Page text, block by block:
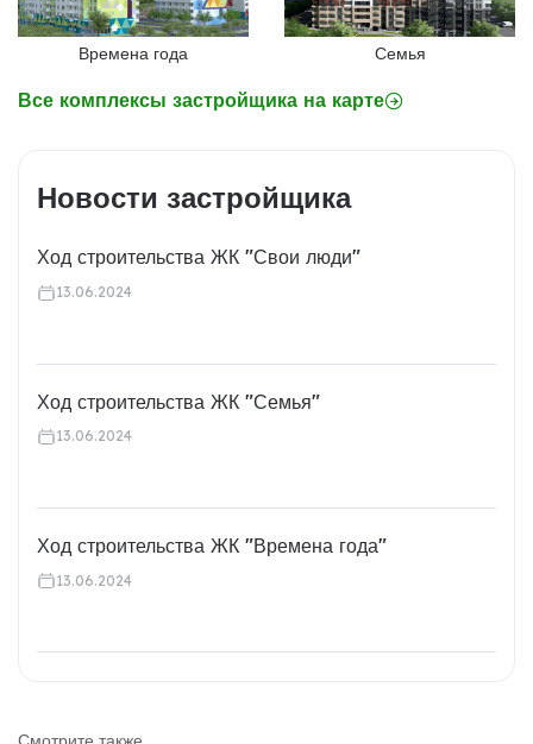
Времена года Семья
Все комплексы застройщика на карте
Новости застройщика
Ход строительства ЖК "Свои люди"
13.06.2024
Ход строительства ЖК "Семья"
13.06.2024
Ход строительства ЖК "Времена года"
13.06.2024